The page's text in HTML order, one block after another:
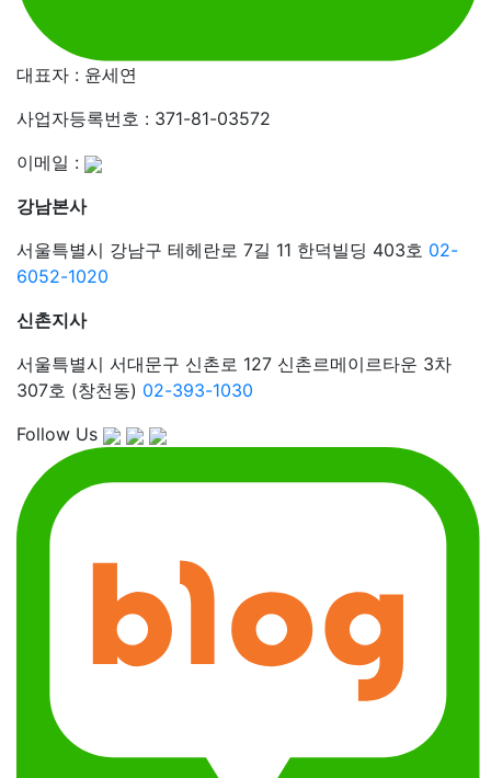
대표자 : 윤세연
사업자등록번호 : 371-81-03572
이메일 :
강남본사
서울특별시 강남구 테헤란로 7길 11 한덕빌딩 403호 02-
6052-1020
신촌지사
서울특별시 서대문구 신촌로 127 신촌르메이르타운 3차
307호 (창천동) 02-393-1030
Follow Us